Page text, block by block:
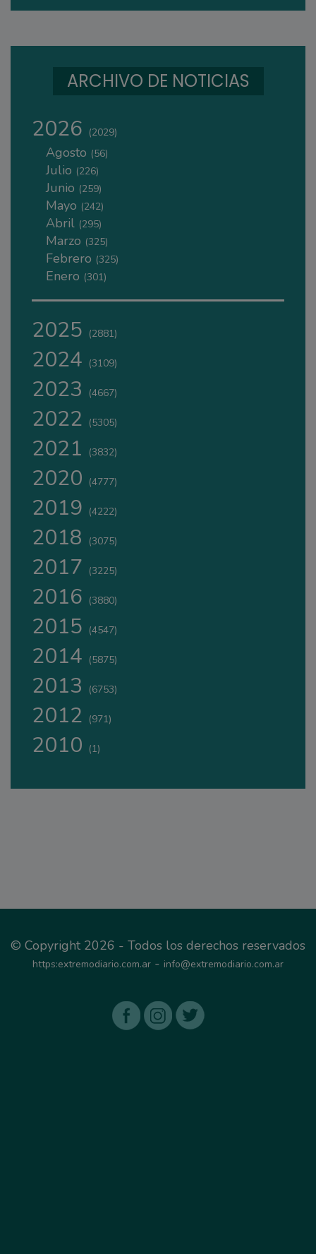
ARCHIVO DE NOTICIAS
2026 (2029)
Agosto (56)
Julio (226)
Junio (259)
Mayo (242)
Abril (295)
Marzo (325)
Febrero (325)
Enero (301)
2025 (2881)
2024 (3109)
2023 (4667)
2022 (5305)
2021 (3832)
2020 (4777)
2019 (4222)
2018 (3075)
2017 (3225)
2016 (3880)
2015 (4547)
2014 (5875)
2013 (6753)
2012 (971)
2010 (1)
© Copyright 2026 - Todos los derechos reservados
https:extremodiario.com.ar - info@extremodiario.com.ar